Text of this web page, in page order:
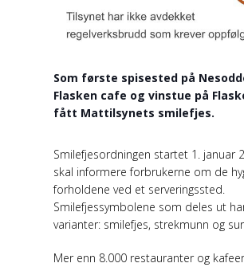
Som første spisested på
Flasken cafe og vinstue på
fått Mattilsynets smilefjes.
Smilefjesordningen startet 1. januar
skal informere forbrukerne om de
forholdene ved et serveringssted.
Smilefjessymbolene som deles ut
varianter: smilefjes, strekmunn og
Mer enn 8.000 restauranter og